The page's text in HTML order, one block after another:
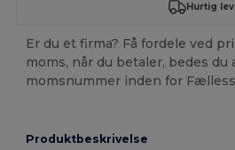
Hurtig
Er du et firma? Få fordele ved
moms, når du betaler, bedes du
momsnummer inden for
Produktbeskrivelse